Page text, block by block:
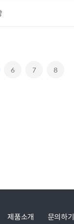
6 7 8
제품소개 문의하기